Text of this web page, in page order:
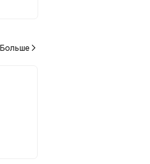
Больше